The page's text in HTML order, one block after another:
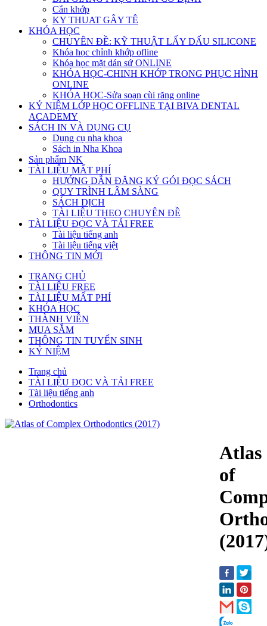
Cắn khớp
KY THUAT GÂY TÊ
KHÓA HỌC
CHUYÊN ĐỀ: KỸ THUẬT LẤY DẤU SILICONE
Khóa học chỉnh khớp ofline
Khóa học mặt dán sứ ONLINE
KHÓA HỌC-CHINH KHỚP TRONG PHỤC HÌNH
ONLINE
KHÓA HỌC-Sửa soạn cùi răng online
KỶ NIỆM LỚP HỌC OFFLINE TẠI BIVA DENTAL
ACADEMY
SÁCH IN VÀ DỤNG CỤ
Dụng cụ nha khoa
Sách in Nha Khoa
Sản phẩm NK
TÀI LIỆU MẤT PHÍ
HƯỚNG DẪN ĐĂNG KÝ GÓI ĐỌC SÁCH
QUY TRÌNH LÂM SÀNG
SÁCH DỊCH
TÀI LIỆU THEO CHUYÊN ĐỀ
TÀI LIỆU ĐỌC VÀ TẢI FREE
Tài liệu tiếng anh
Tài liệu tiếng việt
THÔNG TIN MỚI
TRANG CHỦ
TÀI LIỆU FREE
TÀI LIỆU MẤT PHÍ
KHÓA HỌC
THÀNH VIÊN
MUA SẮM
THÔNG TIN TUYỂN SINH
KỶ NIỆM
Trang chủ
TÀI LIỆU ĐỌC VÀ TẢI FREE
Tài liệu tiếng anh
Orthodontics
Atlas
of